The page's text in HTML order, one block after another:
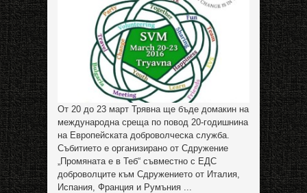
От 20 до 23 март Трявна ще бъде домакин на
международна среща по повод 20-годишнина
на Европейската доброволческа служба.
Събитието е организирано от Сдружение
„Промяната е в Теб“ съвместно с ЕДС
доброволците към Сдружението от Италия,
Испания, Франция и Румъния ...